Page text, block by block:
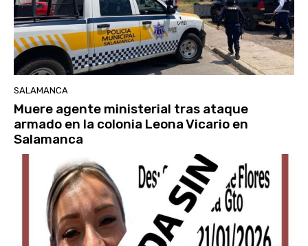
SALAMANCA
Muere agente ministerial tras ataque
armado en la colonia Leona Vicario en
Salamanca